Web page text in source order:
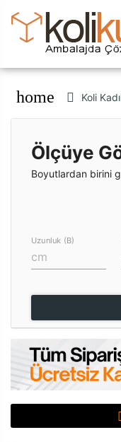
home Koli
Ölçüye
Boyutlardan birini
Uzunluk (B)